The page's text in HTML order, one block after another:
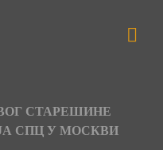
СТАРЕШИНЕ
СПЦ У МОСКВИ